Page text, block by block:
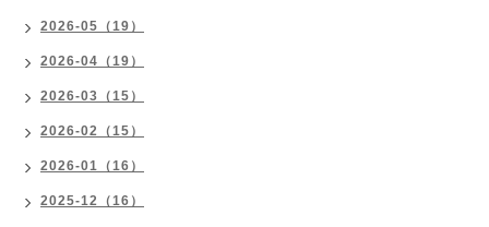
2026-05（19）
2026-04（19）
2026-03（15）
2026-02（15）
2026-01（16）
2025-12（16）